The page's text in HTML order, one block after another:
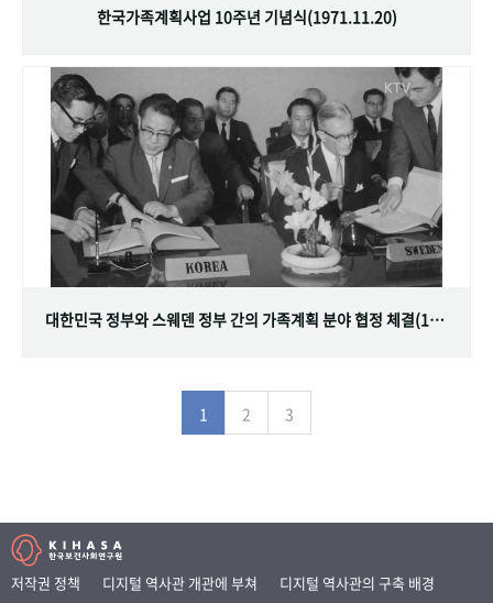
한국가족계획사업 10주년 기념식(1971.11.20)
대한민국 정부와 스웨덴 정부 간의 가족계획 분야 협정 체결(1968.07.12)
1 2 3
저작권 정책 디지털 역사관 개관에 부쳐
디지털 역사관의 구축 배경